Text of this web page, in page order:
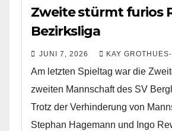
Zweite stürmt furios
Bezirksliga
JUNI 7, 2026 KAY
Am letzten Spieltag war die
zweiten Mannschaft des SV
Trotz der Verhinderung von
Stephan Hagemann und Ingo